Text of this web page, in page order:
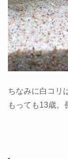
ちなみに白コリ
もっても13歳。